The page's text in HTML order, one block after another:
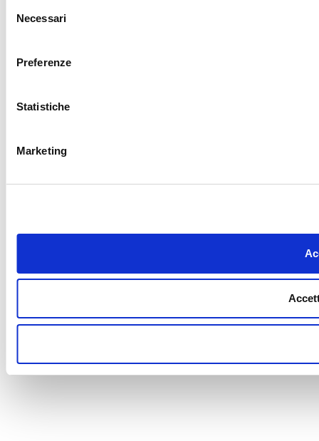
delNecessari
Preferenze
Statistiche
Marketing